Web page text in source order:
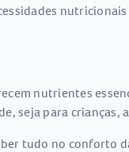
nutrientes
seja para crianças,
tudo no conforto